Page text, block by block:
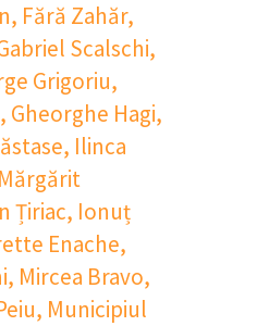
, Fără Zahăr,
Scalschi,
Grigoriu,
, Gheorghe Hagi,
, Ilinca
Țiriac, Ionuț
Enache,
, Mircea Bravo,
, Municipiul